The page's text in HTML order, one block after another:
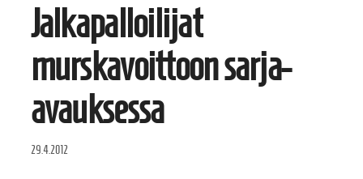
Jalkapalloilijat
murskavoittoon sarja-
avauksessa
29.4.2012